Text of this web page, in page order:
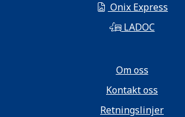
Onix Express
LADOC
Om oss
Kontakt oss
Retningslinjer